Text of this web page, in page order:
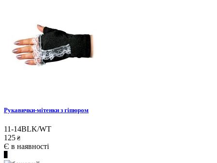
Рукавички-мітенки з гіпюром
11-14BLK/WT
125 ₴
Є в наявності